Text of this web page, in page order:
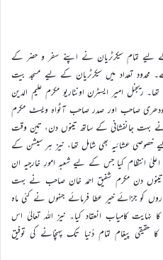
لیے تمام سیکرٹریان نے اپنے سفر و حضر کے
محدود تعداد میں سیکرٹریان کے لیے مسجد بیت
ریجنل امیر ایسٹرن اونٹاریو مکرم علیم الدین
صاحب اور صدر صاحب آٹواہ ویسٹ مکرم
بہت جانفشانی کے ساتھ تینوں دن، تین وقت
خصوصی عشائیہ بھی شامل تھا، نیز ہر سیشن کے
انتظام کیا جس کے لیے شعبہ امورِ خارجیہ ان
تینوں دن مکرم شفیق احمد خان صاحب نے بہت
کو جزائے خیر عطا فرمائے جنہوں نے کئی ماہ
کامیاب انعقاد کیا۔ نیز اللہ تعالیٰ اس
حقیقی پیغام تمام دُنیا تک پہنچانے کی توفیق